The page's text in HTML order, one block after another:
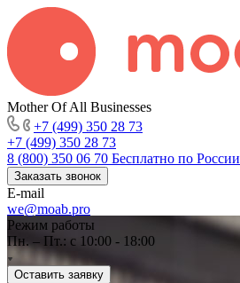
Mother Of All Businesses
+7 (499) 350 28 73
+7 (499) 350 28 73
8 (800) 350 06 70 Бесплатно по России
Заказать звонок
E-mail
we@moab.pro
Режим работы
Пн. – Пт.: с 10:00 - 18:00
Оставить заявку